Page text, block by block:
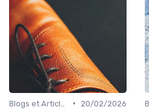
•
20/02/2026